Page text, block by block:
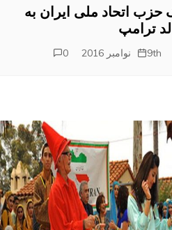
حزب اتحاد ملی ایران به
ترامپ
9th نوامبر 2016 0